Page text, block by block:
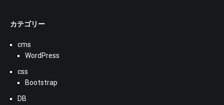
カテゴリー
cms
WordPress
css
Bootstrap
DB